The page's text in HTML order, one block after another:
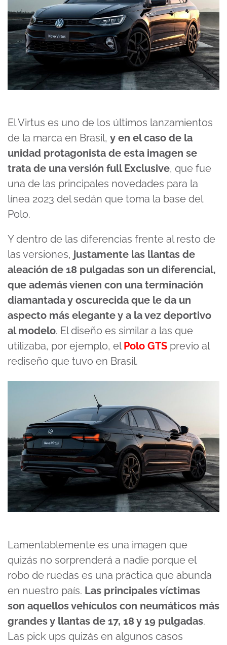
El Virtus es uno de los últimos lanzamientos
de la marca en Brasil, y en el caso de la
unidad protagonista de esta imagen se
trata de una versión full Exclusive, que fue
una de las principales novedades para la
línea 2023 del sedán que toma la base del
Polo.
Y dentro de las diferencias frente al resto de
las versiones, justamente las llantas de
aleación de 18 pulgadas son un diferencial,
que además vienen con una terminación
diamantada y oscurecida que le da un
aspecto más elegante y a la vez deportivo
al modelo. El diseño es similar a las que
utilizaba, por ejemplo, elPolo GTS previo al
rediseño que tuvo en Brasil.
Lamentablemente es una imagen que
quizás no sorprenderá a nadie porque el
robo de ruedas es una práctica que abunda
en nuestro país. Las principales víctimas
son aquellos vehículos con neumáticos más
grandes y llantas de 17, 18 y 19 pulgadas.
Las pick ups quizás en algunos casos